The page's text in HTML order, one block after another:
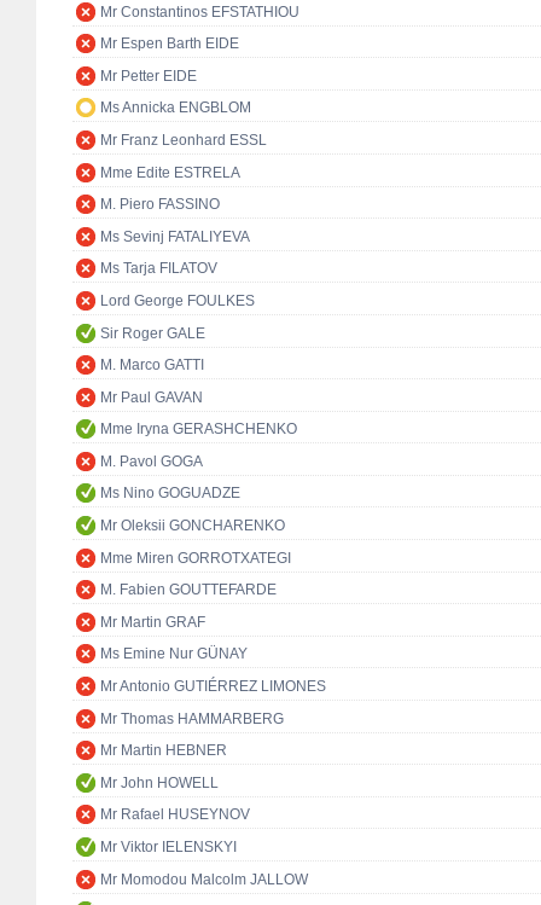
Mr Constantinos EFSTATHIOU
Mr Espen Barth EIDE
Mr Petter EIDE
Ms Annicka ENGBLOM
Mr Franz Leonhard ESSL
Mme Edite ESTRELA
M. Piero FASSINO
Ms Sevinj FATALIYEVA
Ms Tarja FILATOV
Lord George FOULKES
Sir Roger GALE
M. Marco GATTI
Mr Paul GAVAN
Mme Iryna GERASHCHENKO
M. Pavol GOGA
Ms Nino GOGUADZE
Mr Oleksii GONCHARENKO
Mme Miren GORROTXATEGI
M. Fabien GOUTTEFARDE
Mr Martin GRAF
Ms Emine Nur GÜNAY
Mr Antonio GUTIÉRREZ LIMONES
Mr Thomas HAMMARBERG
Mr Martin HEBNER
Mr John HOWELL
Mr Rafael HUSEYNOV
Mr Viktor IELENSKYI
Mr Momodou Malcolm JALLOW